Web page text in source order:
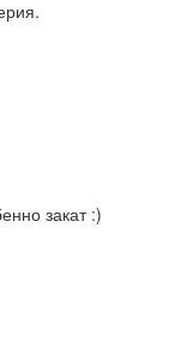
закат :)